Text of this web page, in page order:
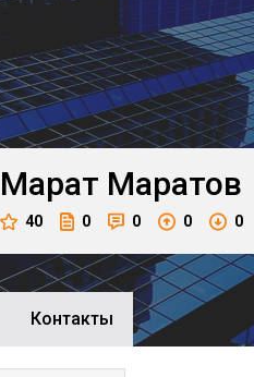
Марат Маратов
40 0 0 0 0
Контакты